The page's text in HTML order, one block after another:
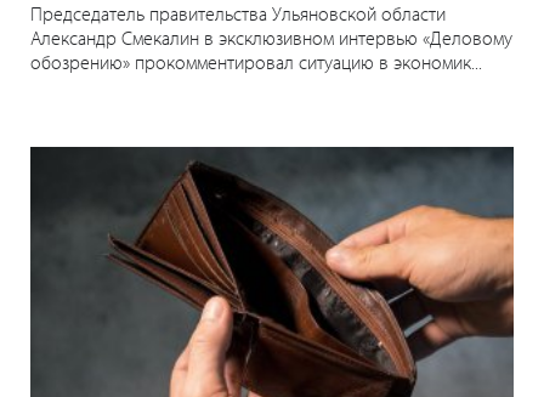
Председатель правительства Ульяновской области
Александр Смекалин в эксклюзивном интервью «Деловому
обозрению» прокомментировал ситуацию в экономик...